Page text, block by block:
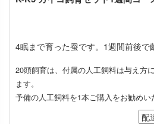
4眠まで育った蚕です。1週間前後で
20頭飼育は、付属の人工飼料は与え方
ます。
予備の人工飼料を1本ご購入をお勧めい